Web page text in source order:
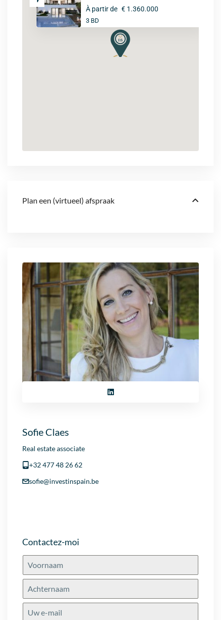
À partir de € 1.360.000
3 BD
Plan een (virtueel) afspraak
Sofie Claes
Real estate associate
+32 477 48 26 62
sofie@investinspain.be
Contactez-moi